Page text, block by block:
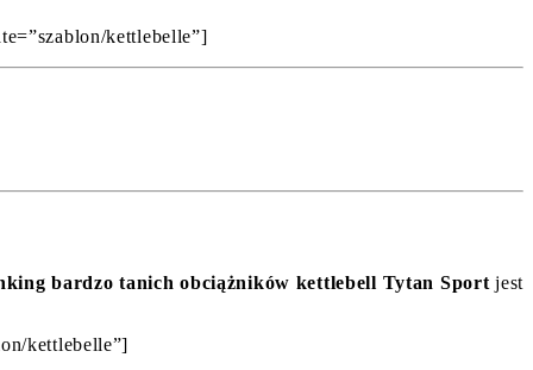
kettlebelle”]
bardzo tanich obciążników kettlebell Tytan Sport jest
kettlebelle”]